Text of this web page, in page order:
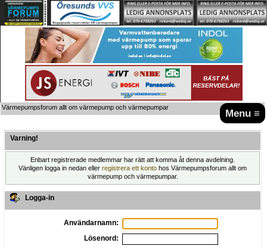
Menu ≡
Värmepumpsforum allt om värmepump och värmepumpar
Varning!
Enbart registrerade medlemmar har rätt att komma åt denna avdelning.
Vänligen logga in nedan eller registrera ett konto hos Värmepumpsforum allt om
värmepump och värmepumpar.
Logga-in
Användarnamn:
Lösenord: